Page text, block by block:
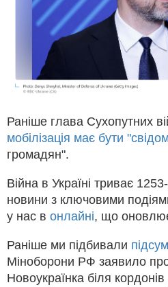
Раніше глава Сухопутних
мобілізація має бути
громадян".
Війна в Україні триває
новини з ключовими
у нас в онлайні, що
Раніше ми підбивали
Міноборони РФ заявило
Новоукраїнка біля